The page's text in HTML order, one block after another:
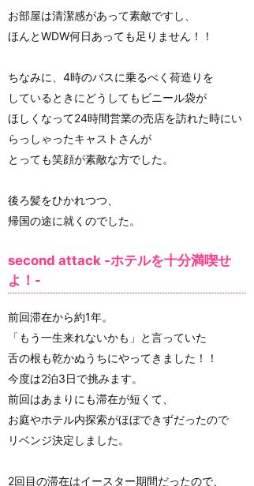
お部屋は清潔感があって素敵ですし、
ほんとWDW何日あっても足りません！！
ちなみに、4時のバスに乗るべく荷造りを
しているときにどうしてもビニール袋が
ほしくなって24時間営業の売店を訪れた時にい
らっしゃったキャストさんが
とっても笑顔が素敵な方でした。
後ろ髪をひかれつつ、
帰国の途に就くのでした。
second attack -ホテルを十分満喫せ
よ！-
前回滞在から約1年。
「もう一生来れないかも」と言っていた
舌の根も乾かぬうちにやってきました！！
今度は2泊3日で挑みます。
前回はあまりにも滞在が短くて、
お庭やホテル内探索がほぼできずだったので
リベンジ決定しました。
2回目の滞在はイースター期間だったので、